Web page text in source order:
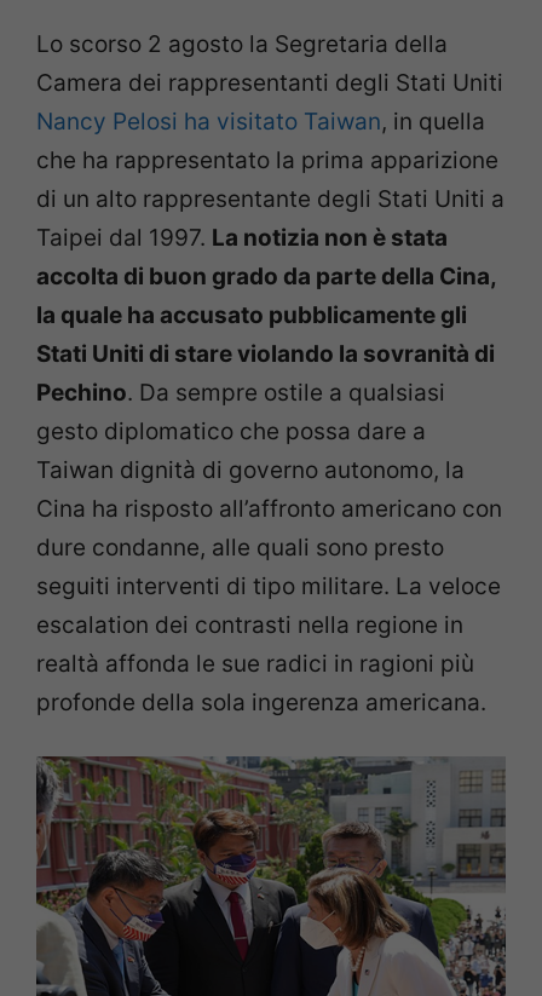
Lo scorso 2 agosto la Segretaria della
Camera dei rappresentanti degli Stati Uniti
Nancy Pelosi ha visitato Taiwan, in quella
che ha rappresentato la prima apparizione
di un alto rappresentante degli Stati Uniti a
Taipei dal 1997. La notizia non è stata
accolta di buon grado da parte della Cina,
la quale ha accusato pubblicamente gli
Stati Uniti di stare violando la sovranità di
Pechino. Da sempre ostile a qualsiasi
gesto diplomatico che possa dare a
Taiwan dignità di governo autonomo, la
Cina ha risposto all’affronto americano con
dure condanne, alle quali sono presto
seguiti interventi di tipo militare. La veloce
escalation dei contrasti nella regione in
realtà affonda le sue radici in ragioni più
profonde della sola ingerenza americana.